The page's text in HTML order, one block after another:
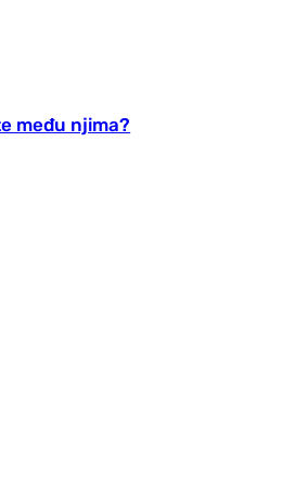
među njima?